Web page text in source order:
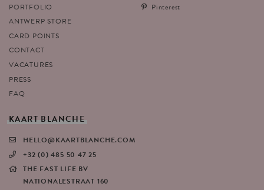
PORTFOLIO
ANTWERP STORE
CARD POINTS
CONTACT
VACATURES
PRESS
FAQ
Pinterest
KAART BLANCHE
HELLO@KAARTBLANCHE.COM
+32 (0) 485 50 47 25
THE FAST LIFE BV
NATIONALESTRAAT 160